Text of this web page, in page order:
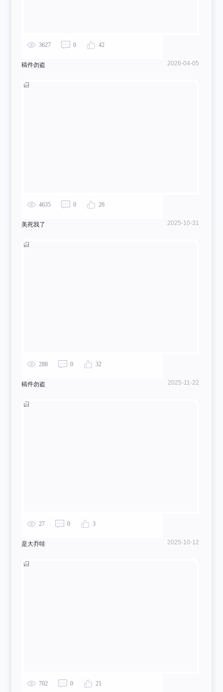
3627 0 42
稿件勿盗 2026-04-05
4635 0 26
美死我了 2025-10-31
288 0 32
稿件勿盗 2025-11-22
27 0 3
是大乔哇 2025-10-12
702 0 21